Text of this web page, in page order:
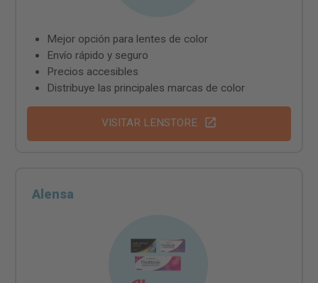
Mejor opción para lentes de color
Envío rápido y seguro
Precios accesibles
Distribuye las principales marcas de color
VISITAR LENSTORE
Alensa